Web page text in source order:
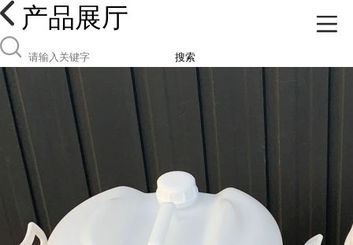
产品展厅
搜索